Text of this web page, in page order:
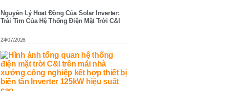
Nguyên Lý Hoạt Động Của Solar Inverter:
Trái Tim Của Hệ Thống Điện Mặt Trời C&I
24/07/2026